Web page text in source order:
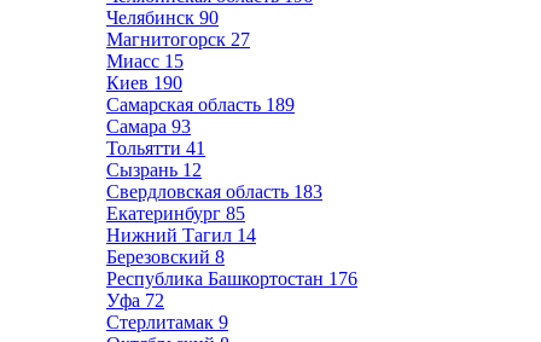
Челябинск 90
Магнитогорск 27
Миасс 15
Киев 190
Самарская область 189
Самара 93
Тольятти 41
Сызрань 12
Свердловская область 183
Екатеринбург 85
Нижний Тагил 14
Березовский 8
Республика Башкортостан 176
Уфа 72
Стерлитамак 9